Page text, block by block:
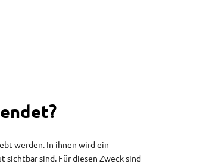
werden. In ihnen wird ein
sichtbar sind. Für diesen Zweck sind